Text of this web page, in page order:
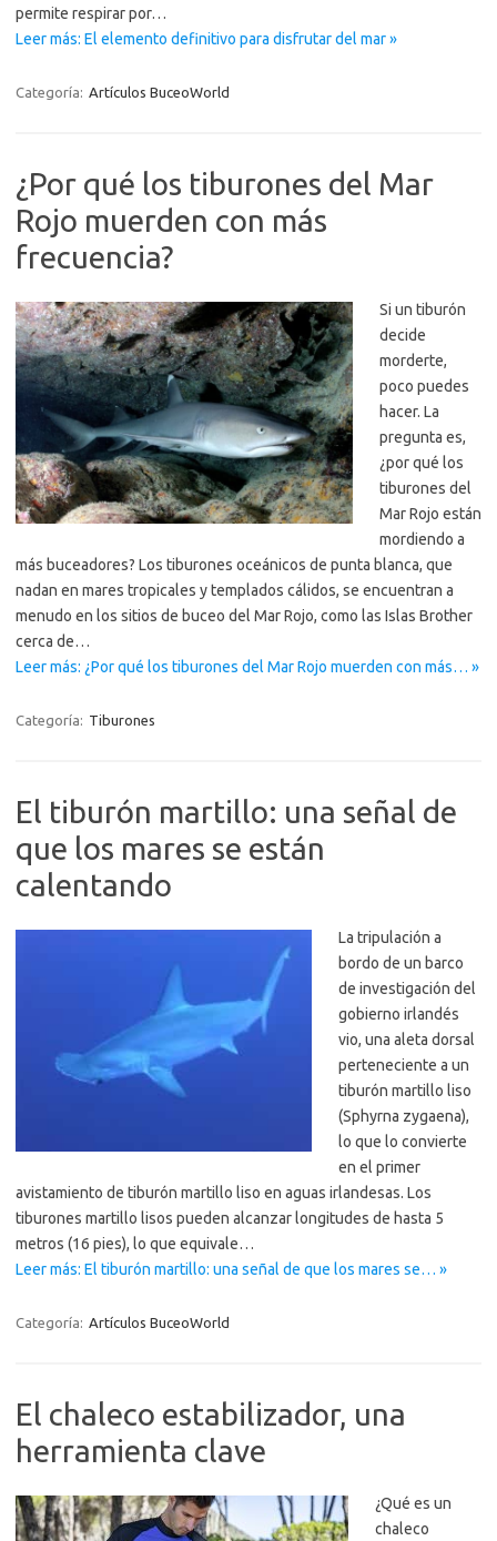
permite respirar por…
Leer más: El elemento definitivo para disfrutar del mar »
Categoría: Artículos BuceoWorld
¿Por qué los tiburones del Mar
Rojo muerden con más
frecuencia?
Si un tiburón
decide
morderte,
poco puedes
hacer. La
pregunta es,
¿por qué los
tiburones del
Mar Rojo están
mordiendo a
más buceadores? Los tiburones oceánicos de punta blanca, que
nadan en mares tropicales y templados cálidos, se encuentran a
menudo en los sitios de buceo del Mar Rojo, como las Islas Brother
cerca de…
Leer más: ¿Por qué los tiburones del Mar Rojo muerden con más… »
Categoría: Tiburones
El tiburón martillo: una señal de
que los mares se están
calentando
La tripulación a
bordo de un barco
de investigación del
gobierno irlandés
vio, una aleta dorsal
perteneciente a un
tiburón martillo liso
(Sphyrna zygaena),
lo que lo convierte
en el primer
avistamiento de tiburón martillo liso en aguas irlandesas. Los
tiburones martillo lisos pueden alcanzar longitudes de hasta 5
metros (16 pies), lo que equivale…
Leer más: El tiburón martillo: una señal de que los mares se… »
Categoría: Artículos BuceoWorld
El chaleco estabilizador, una
herramienta clave
¿Qué es un
chaleco